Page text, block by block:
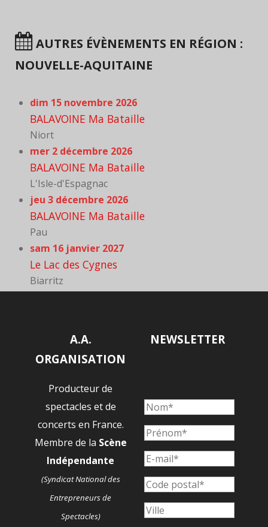
AUTRES ÉVÈNEMENTS EN RÉGION :
NOUVELLE-AQUITAINE
dim 15 novembre 2026
BALAVOINE Ma Bataille
Niort
mer 2 décembre 2026
BALAVOINE Ma Bataille
L'Isle-d'Espagnac
jeu 3 décembre 2026
BALAVOINE Ma Bataille
Pau
sam 16 janvier 2027
Le Lac des Cygnes
Biarritz
A.A.
ORGANISATION
Producteur de
spectacles et de
concerts en France.
Membre de la Scène
Indépendante
(Syndicat National des
Entrepreneurs de
Spectacles)
NEWSLETTER